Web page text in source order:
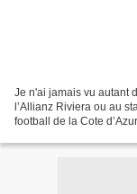
Je n'ai jamais vu autant
l’Allianz Riviera ou au
football de la Cote